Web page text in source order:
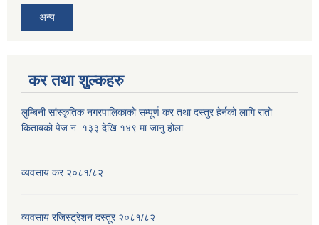
अन्य
कर तथा शुल्कहरु
लुम्बिनी सांस्कृतिक नगरपालिकाको सम्पूर्ण कर तथा दस्तुर हेर्नको लागि रातो
किताबको पेज न. १३३ देखि १४९ मा जानु होला
व्यवसाय कर २०८१/८२
व्यवसाय रजिस्ट्रेशन दस्तूर २०८१/८२